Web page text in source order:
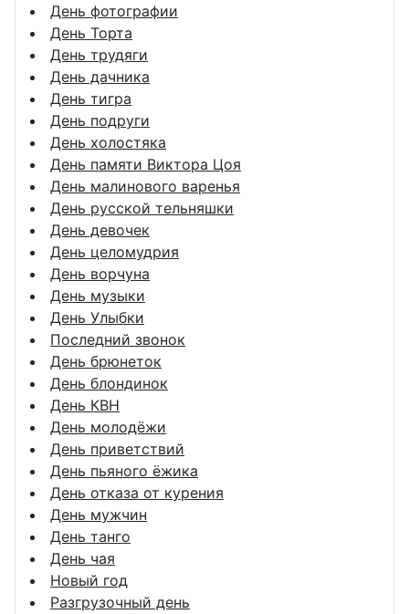
День фотографии
День Торта
День трудяги
День дачника
День тигра
День подруги
День холостяка
День памяти Виктора Цоя
День малинового варенья
День русской тельняшки
День девочек
День целомудрия
День ворчуна
День музыки
День Улыбки
Последний звонок
День брюнеток
День блондинок
День КВН
День молодёжи
День приветствий
День пьяного ёжика
День отказа от курения
День мужчин
День танго
День чая
Новый год
Разгрузочный день